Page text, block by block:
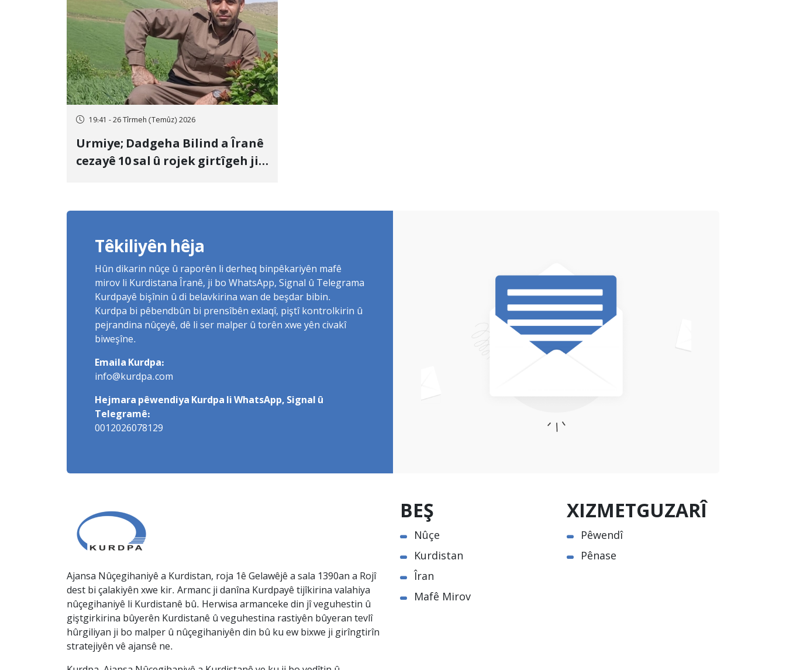
19:41 - 26 Tîrmeh (Temûz) 2026
Urmiye; Dadgeha Bilind a Îranê
cezayê 10 sal û rojek girtîgeh ji
Têkiliyên hêja
Hûn dikarin nûçe û raporên li derheq binpêkariyên mafê
mirov li Kurdistana Îranê, ji bo WhatsApp, Signal û Telegrama
Kurdpayê bişînin û di belavkirina wan de beşdar bibin.
Kurdpa bi pêbendbûn bi prensîbên exlaqî, piştî kontrolkirin û
pejrandina nûçeyê, dê li ser malper û torên xwe yên civakî
biweşîne.
Emaila Kurdpa:
info@kurdpa.com
Hejmara pêwendiya Kurdpa li WhatsApp, Signal û
Telegramê:
0012026078129
Ajansa Nûçegihaniyê a Kurdistan, roja 1ê Gelawêjê a sala 1390an a Rojî
dest bi çalakiyên xwe kir. Armanc ji danîna Kurdpayê tijîkirina valahiya
nûçegihaniyê li Kurdistanê bû. Herwisa armanceke din jî veguhestin û
giştgirkirina bûyerên Kurdistanê û veguhestina rastiyên bûyeran tevlî
hûrgiliyan ji bo malper û nûçegihaniyên din bû ku ew bixwe ji girîngtirîn
stratejiyên vê ajansê ne.
BEŞ
Nûçe
Kurdistan
Îran
Mafê Mirov
XIZMETGUZARÎ
Pêwendî
Pênase